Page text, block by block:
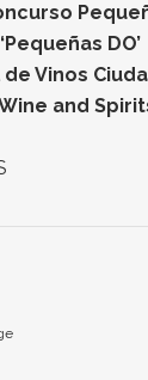
DO’
Vinos
and